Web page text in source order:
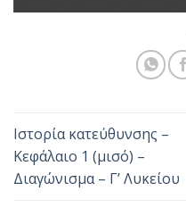
Ιστορία κατεύθυνσης –
Κεφάλαιο 1 (μισό) –
Διαγώνισμα – Γ’ Λυκείου